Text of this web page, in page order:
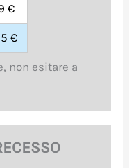
€
€
non esitare a